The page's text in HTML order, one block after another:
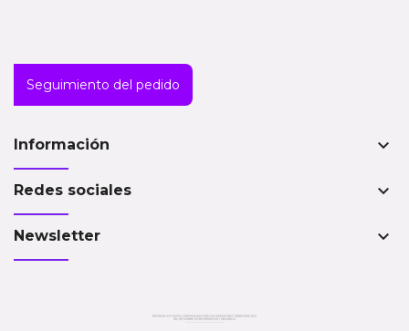
Seguimiento del pedido
Información keyboard_arrow_down
Redes sociales keyboard_arrow_down
Newsletter keyboard_arrow_down